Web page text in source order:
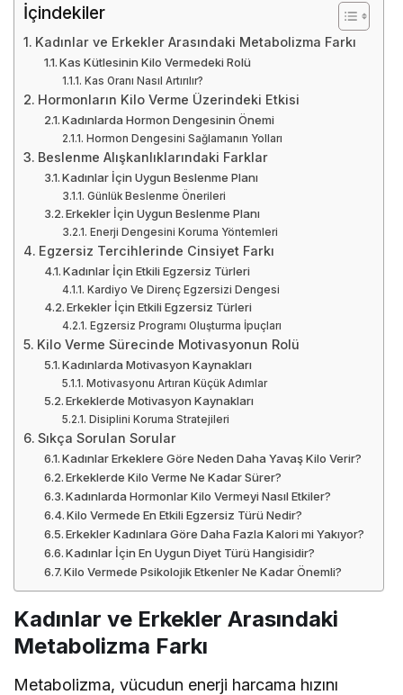
İçindekiler
Kadınlar ve Erkekler Arasındaki Metabolizma Farkı
Kas Kütlesinin Kilo Vermedeki Rolü
Kas Oranı Nasıl Artırılır?
Hormonların Kilo Verme Üzerindeki Etkisi
Kadınlarda Hormon Dengesinin Önemi
Hormon Dengesini Sağlamanın Yolları
Beslenme Alışkanlıklarındaki Farklar
Kadınlar İçin Uygun Beslenme Planı
Günlük Beslenme Önerileri
Erkekler İçin Uygun Beslenme Planı
Enerji Dengesini Koruma Yöntemleri
Egzersiz Tercihlerinde Cinsiyet Farkı
Kadınlar İçin Etkili Egzersiz Türleri
Kardiyo Ve Direnç Egzersizi Dengesi
Erkekler İçin Etkili Egzersiz Türleri
Egzersiz Programı Oluşturma İpuçları
Kilo Verme Sürecinde Motivasyonun Rolü
Kadınlarda Motivasyon Kaynakları
Motivasyonu Artıran Küçük Adımlar
Erkeklerde Motivasyon Kaynakları
Disiplini Koruma Stratejileri
Sıkça Sorulan Sorular
Kadınlar Erkeklere Göre Neden Daha Yavaş Kilo Verir?
Erkeklerde Kilo Verme Ne Kadar Sürer?
Kadınlarda Hormonlar Kilo Vermeyi Nasıl Etkiler?
Kilo Vermede En Etkili Egzersiz Türü Nedir?
Erkekler Kadınlara Göre Daha Fazla Kalori mi Yakıyor?
Kadınlar İçin En Uygun Diyet Türü Hangisidir?
Kilo Vermede Psikolojik Etkenler Ne Kadar Önemli?
Kadınlar ve Erkekler Arasındaki
Metabolizma Farkı
Metabolizma, vücudun enerji harcama hızını